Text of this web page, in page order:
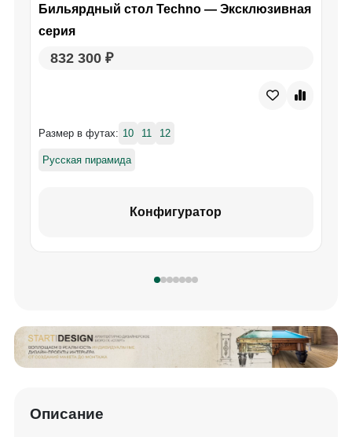
Бильярдный стол Techno — Эксклюзивная
серия
832 300 ₽
Размер в футах: 10 11 12
Русская пирамида
Конфигуратор
Описание